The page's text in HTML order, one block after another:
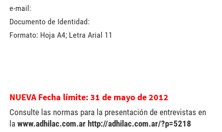
e-mail:
Documento de Identidad:
Formato: Hoja A4; Letra Arial 11
NUEVA Fecha límite: 31 de mayo de 2012
Consulte las normas para la presentación de entrevistas en
la www.adhilac.com.ar http://adhilac.com.ar/?p=5218